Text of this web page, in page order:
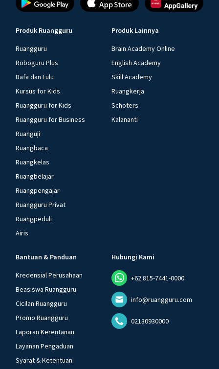
Produk Ruangguru
Ruangguru
Roboguru Plus
Dafa dan Lulu
Kursus for Kids
Ruangguru for Kids
Ruangguru for Business
Ruanguji
Ruangbaca
Ruangkelas
Ruangbelajar
Ruangpengajar
Ruangguru Privat
Ruangpeduli
Airis
Produk Lainnya
Brain Academy Online
English Academy
Skill Academy
Ruangkerja
Schoters
Kalananti
Bantuan & Panduan
Kredensial Perusahaan
Beasiswa Ruangguru
Cicilan Ruangguru
Promo Ruangguru
Laporan Kerentanan
Layanan Pengaduan
Syarat & Ketentuan
Hubungi Kami
+62 815-7441-0000
info@ruangguru.com
02130930000